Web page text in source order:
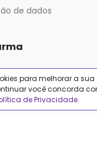
de dados
para melhorar a sua
você concorda
de Privacidade.